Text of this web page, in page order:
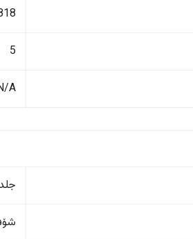
818
5
A